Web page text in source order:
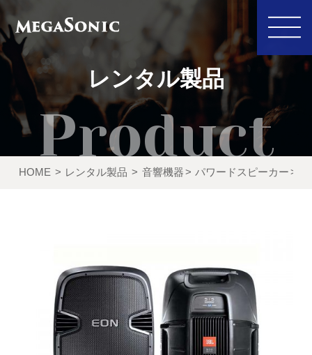
私たちにできること
イベント実績
レンタル製品
レンタル製品
HOME レンタル製品 音響機器 パワードスピーカー